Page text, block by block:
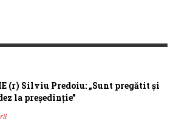
(r) Silviu Predoiu: „Sunt pregătit și
la președinție”